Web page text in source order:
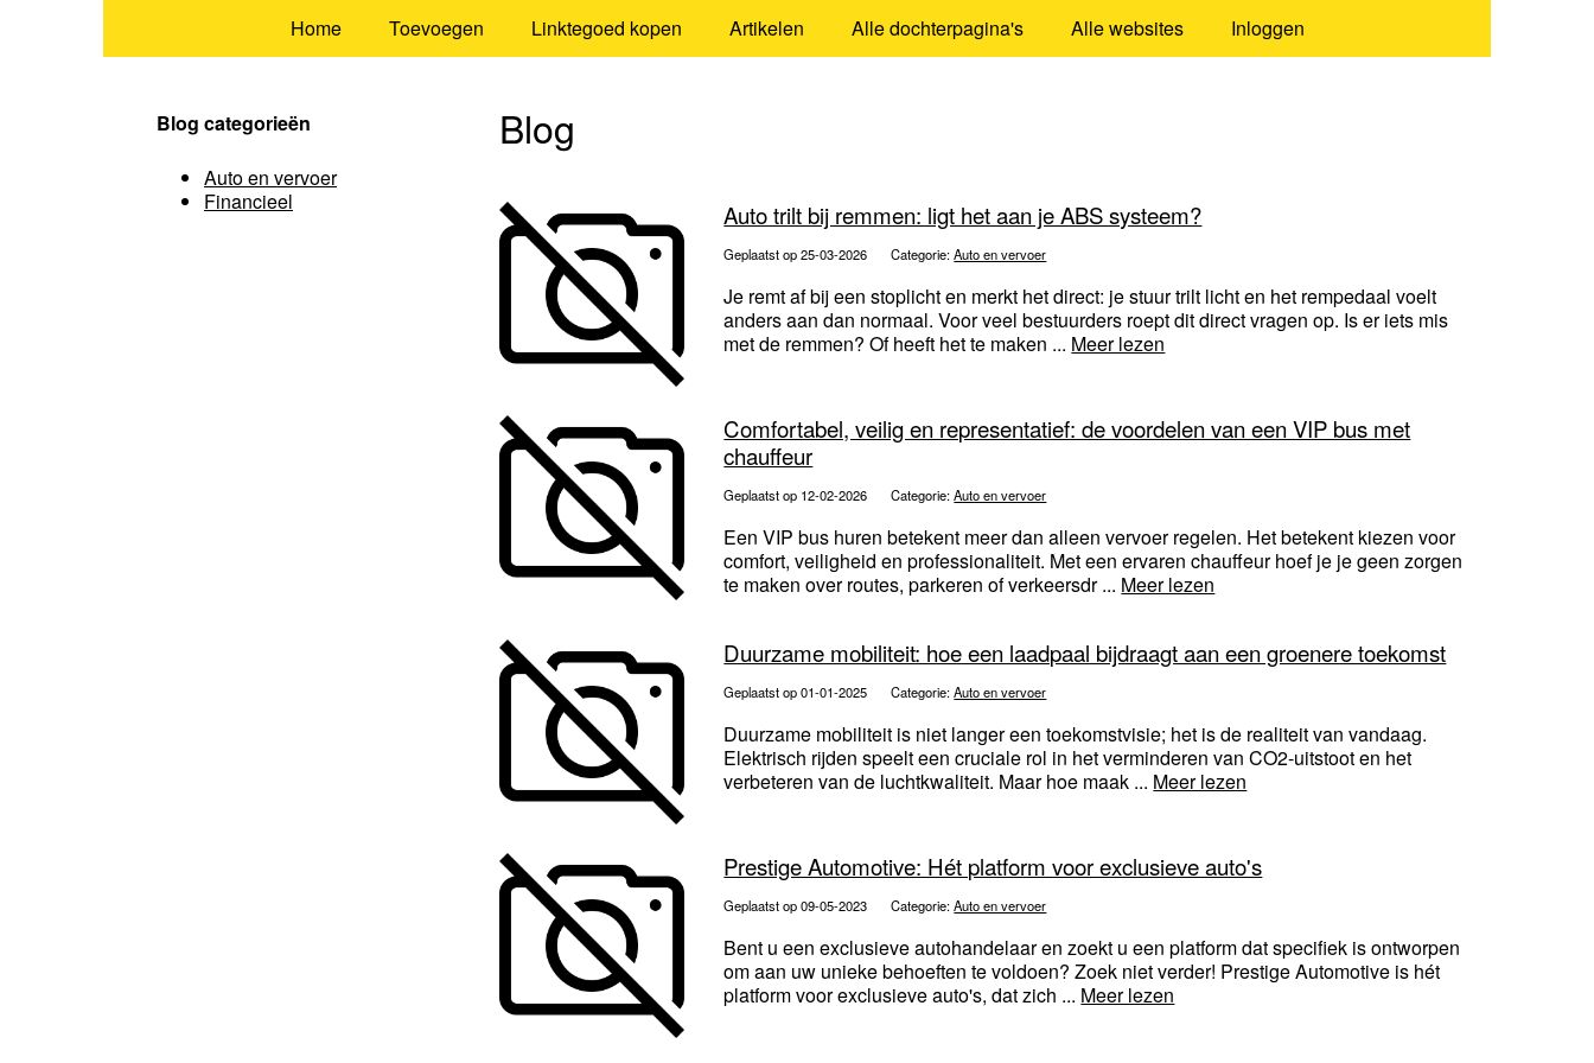
Home Toevoegen Linktegoed kopen Artikelen Alle dochterpagina's Alle websites Inloggen
Blog
Auto trilt bij remmen: ligt het aan je ABS systeem?
Geplaatst op 25-03-2026 Categorie:Auto en vervoer
Je remt af bij een stoplicht en merkt het direct: je stuur trilt licht en het rempedaal voelt
anders aan dan normaal. Voor veel bestuurders roept dit direct vragen op. Is er iets mis
met de remmen? Of heeft het te maken ... Meer lezen
Comfortabel, veilig en representatief: de voordelen van een VIP bus met
chauffeur
Geplaatst op 12-02-2026 Categorie:Auto en vervoer
Een VIP bus huren betekent meer dan alleen vervoer regelen. Het betekent kiezen voor
comfort, veiligheid en professionaliteit. Met een ervaren chauffeur hoef je je geen zorgen
te maken over routes, parkeren of verkeersdr ... Meer lezen
Duurzame mobiliteit: hoe een laadpaal bijdraagt aan een groenere toekomst
Geplaatst op 01-01-2025 Categorie:Auto en vervoer
Duurzame mobiliteit is niet langer een toekomstvisie; het is de realiteit van vandaag.
Elektrisch rijden speelt een cruciale rol in het verminderen van CO2-uitstoot en het
verbeteren van de luchtkwaliteit. Maar hoe maak ... Meer lezen
Prestige Automotive: Hét platform voor exclusieve auto's
Geplaatst op 09-05-2023 Categorie:Auto en vervoer
Bent u een exclusieve autohandelaar en zoekt u een platform dat specifiek is ontworpen
om aan uw unieke behoeften te voldoen? Zoek niet verder! Prestige Automotive is hét
platform voor exclusieve auto's, dat zich ... Meer lezen
Blog categorieën
Auto en vervoer
Financieel